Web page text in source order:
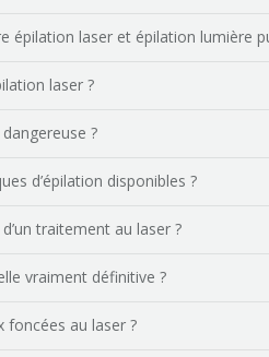
épilation laser et épilation lumière
laser ?
?
d’épilation disponibles ?
traitement au laser ?
vraiment définitive ?
foncées au laser ?